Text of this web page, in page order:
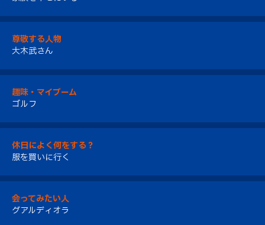
尊敬する人物
大木武さん
趣味・マイブーム
ゴルフ
休日によく何をする？
服を買いに行く
会ってみたい人
グアルディオラ